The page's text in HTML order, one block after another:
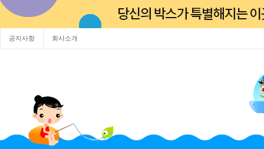
공지사항 회사소개